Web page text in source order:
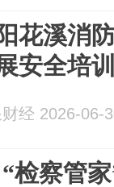
花溪消
安全培
经 2026-06-
检察管